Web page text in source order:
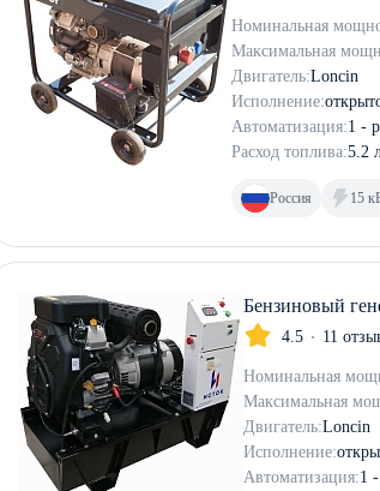
Номинальная
Максимальная
Двигатель:Loncin
Исполнение:
Автоматизация:1 -
Расход топлива:5.2
Россия 15
Бензиновый
4.5 11
Номинальная
Максимальная
Двигатель:Loncin
Исполнение:
Автоматизация:1